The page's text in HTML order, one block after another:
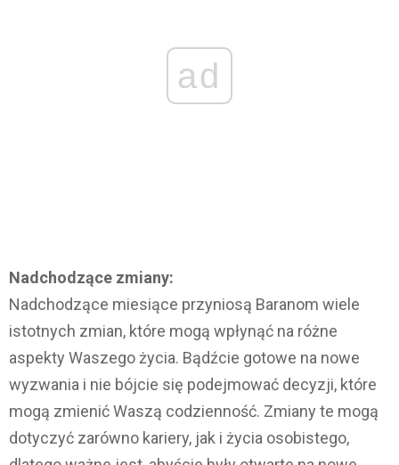
ad
Nadchodzące zmiany:
Nadchodzące miesiące przyniosą Baranom wiele
istotnych zmian, które mogą wpłynąć na różne
aspekty Waszego życia. Bądźcie gotowe na nowe
wyzwania i nie bójcie się podejmować decyzji, które
mogą zmienić Waszą codzienność. Zmiany te mogą
dotyczyć zarówno kariery, jak i życia osobistego,